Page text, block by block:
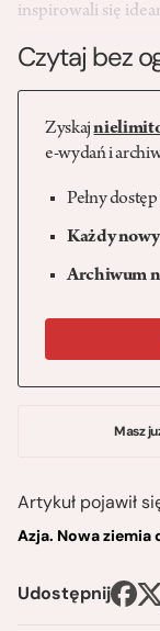
inspirowali się
Czytaj bez
Zyskaj
e-wydań i
Pełny
Każdy
Archiwum
Masz
Artykuł pojawił
Azja. Nowa ziemia
Udostępnij